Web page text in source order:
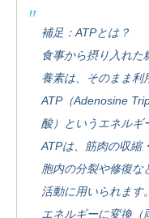
補足：ATPとは？
食事から摂り入れた
養素は、そのまま利
ATP（Adenosine
酸）というエネルギ
ATPは、筋肉の収縮
胞内の分裂や修復な
活動に用いられます。
エネルギーに変換（